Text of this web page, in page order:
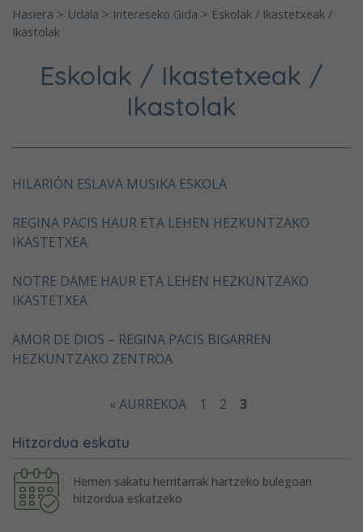
Hasiera > Udala > Intereseko Gida > Eskolak / Ikastetxeak /
Ikastolak
Eskolak / Ikastetxeak /
Ikastolak
HILARIÓN ESLAVA MUSIKA ESKOLA
REGINA PACIS HAUR ETA LEHEN HEZKUNTZAKO
IKASTETXEA
NOTRE DAME HAUR ETA LEHEN HEZKUNTZAKO
IKASTETXEA
AMOR DE DIOS – REGINA PACIS BIGARREN
HEZKUNTZAKO ZENTROA
« AURREKOA 1 2 3
Hitzordua eskatu
Hemen sakatu herritarrak hartzeko bulegoan
hitzordua eskatzeko